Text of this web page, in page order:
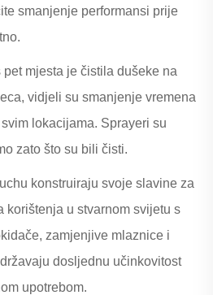
smanjenje performansi prije
mjesta je čistila dušeke na
vidjeli su smanjenje vremena
lokacijama. Sprayeri su
zato što su bili čisti.
konstruiraju svoje slavine za
korištenja u stvarnom svijetu s
zamjenjive mlaznice i
dosljednu učinkovitost
upotrebom.